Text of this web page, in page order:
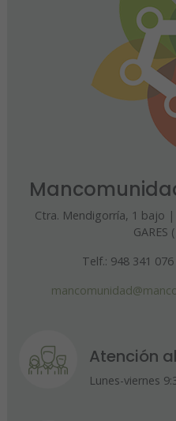
Ctra. Mendigorría, 1 bajo |
GARES
Telf.: 948 341
Atención
Lunes-viernes